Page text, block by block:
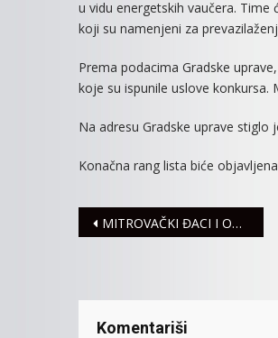
u vidu energetskih vaučera.
koji su namenjeni za
Prema podacima Gradske
koje su ispunile uslove
Na adresu Gradske uprave
Konačna rang lista biće
Navigacija
MITROVAČKI ĐACI I OVE GODINE PLIVALI ZA ČASNI KRSTA
Komentariši